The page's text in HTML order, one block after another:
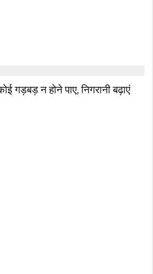
गड़बड़ न होने पाए, निगरानी बढ़ाएं